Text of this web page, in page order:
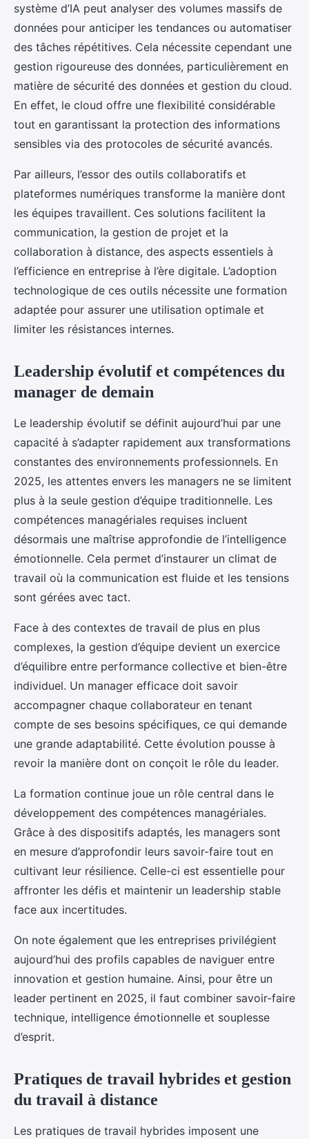
système d’IA peut analyser des volumes massifs de
données pour anticiper les tendances ou automatiser
des tâches répétitives. Cela nécessite cependant une
gestion rigoureuse des données, particulièrement en
matière de sécurité des données et gestion du cloud.
En effet, le cloud offre une flexibilité considérable
tout en garantissant la protection des informations
sensibles via des protocoles de sécurité avancés.
Par ailleurs, l’essor des outils collaboratifs et
plateformes numériques transforme la manière dont
les équipes travaillent. Ces solutions facilitent la
communication, la gestion de projet et la
collaboration à distance, des aspects essentiels à
l’efficience en entreprise à l’ère digitale. L’adoption
technologique de ces outils nécessite une formation
adaptée pour assurer une utilisation optimale et
limiter les résistances internes.
Leadership évolutif et compétences du
manager de demain
Le leadership évolutif se définit aujourd’hui par une
capacité à s’adapter rapidement aux transformations
constantes des environnements professionnels. En
2025, les attentes envers les managers ne se limitent
plus à la seule gestion d’équipe traditionnelle. Les
compétences managériales requises incluent
désormais une maîtrise approfondie de l’intelligence
émotionnelle. Cela permet d’instaurer un climat de
travail où la communication est fluide et les tensions
sont gérées avec tact.
Face à des contextes de travail de plus en plus
complexes, la gestion d’équipe devient un exercice
d’équilibre entre performance collective et bien-être
individuel. Un manager efficace doit savoir
accompagner chaque collaborateur en tenant
compte de ses besoins spécifiques, ce qui demande
une grande adaptabilité. Cette évolution pousse à
revoir la manière dont on conçoit le rôle du leader.
La formation continue joue un rôle central dans le
développement des compétences managériales.
Grâce à des dispositifs adaptés, les managers sont
en mesure d’approfondir leurs savoir-faire tout en
cultivant leur résilience. Celle-ci est essentielle pour
affronter les défis et maintenir un leadership stable
face aux incertitudes.
On note également que les entreprises privilégient
aujourd’hui des profils capables de naviguer entre
innovation et gestion humaine. Ainsi, pour être un
leader pertinent en 2025, il faut combiner savoir-faire
technique, intelligence émotionnelle et souplesse
d’esprit.
Pratiques de travail hybrides et gestion
du travail à distance
Les pratiques de travail hybrides imposent une